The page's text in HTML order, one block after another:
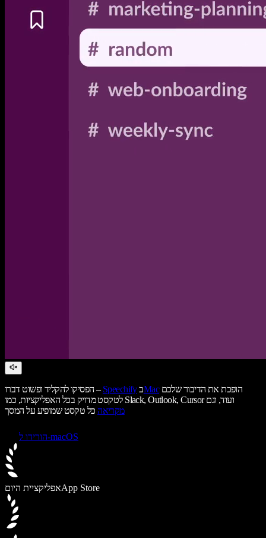
הפסיקו להקליד ופשוט דברו – Speechify בMacהופכת את הדיבור שלכם
לטקסט מדויק בכל האפליקציות, כמו Slack, Outlook, Cursor ועוד, וגם
מקריאהכל טקסט שמופיע על המסך
הורידו ל-macOS
אפליקציית היוםApp Store